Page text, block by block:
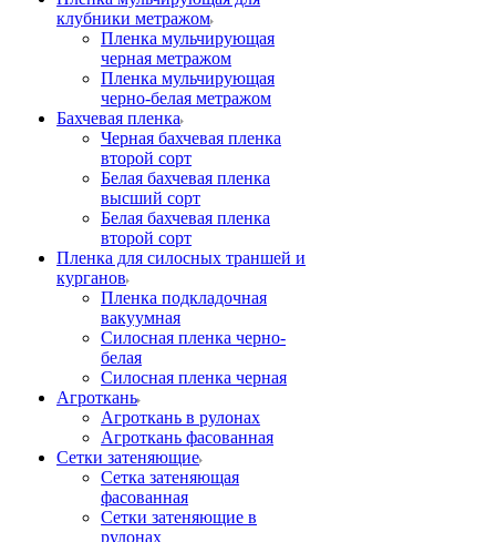
клубники метражом
Пленка мульчирующая
черная метражом
Пленка мульчирующая
черно-белая метражом
Бахчевая пленка
Черная бахчевая пленка
второй сорт
Белая бахчевая пленка
высший сорт
Белая бахчевая пленка
второй сорт
Пленка для силосных траншей и
курганов
Пленка подкладочная
вакуумная
Силосная пленка черно-
белая
Силосная пленка черная
Агроткань
Агроткань в рулонах
Агроткань фасованная
Сетки затеняющие
Сетка затеняющая
фасованная
Сетки затеняющие в
рулонах